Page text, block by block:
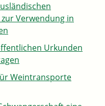
Verwendung in
Urkunden
Weintransporte